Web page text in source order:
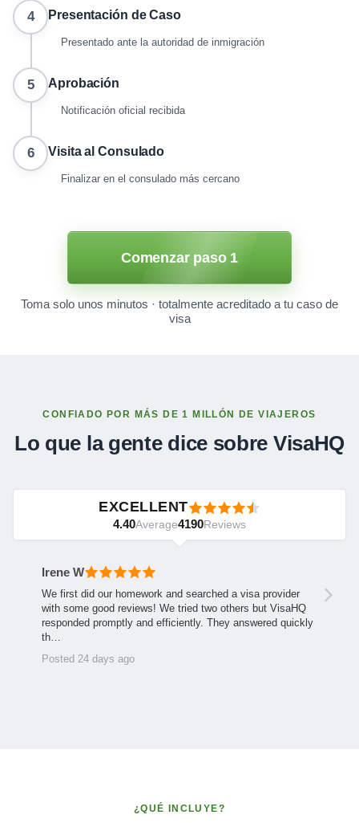
4 Presentación de Caso
Presentado ante la autoridad de inmigración
5 Aprobación
Notificación oficial recibida
6 Visita al Consulado
Finalizar en el consulado más cercano
Comenzar paso 1
Toma solo unos minutos · totalmente acreditado a tu caso de
visa
CONFIADO POR MÁS DE 1 MILLÓN DE VIAJEROS
Lo que la gente dice sobre VisaHQ
EXCELLENT
4.40Average4190Reviews
Irene W
We first did our homework and searched a visa provider
with some good reviews! We tried two others but VisaHQ
responded promptly and efficiently. They answered quickly
th…
Posted 24 days ago
¿QUÉ INCLUYE?